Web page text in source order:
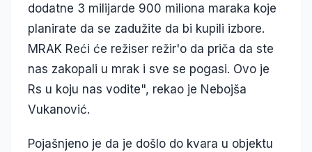
dodatne 3 milijarde 900 miliona maraka koje
planirate da se zadužite da bi kupili izbore.
MRAK Reći će režiser režir'o da priča da ste
nas zakopali u mrak i sve se pogasi. Ovo je
Rs u koju nas vodite", rekao je Nebojša
Vukanović.
Pojašnjeno je da je došlo do kvara u objektu